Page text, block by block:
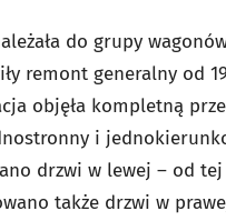
do grupy
remont generalny od
objęła kompletną
i
drzwi w lewej – od
także drzwi w